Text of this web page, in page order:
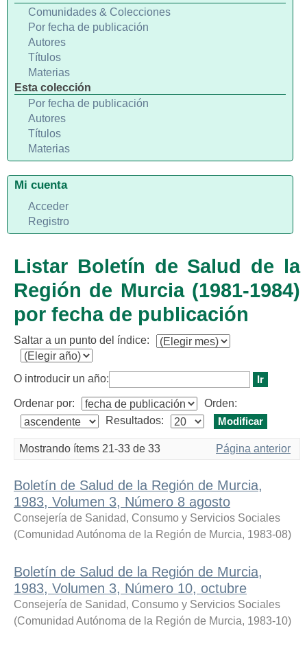
Listar Boletín de Salud de la
Región de Murcia (1981-1984)
por fecha de publicación
Saltar a un punto del índice:
O introducir un año:
Ordenar por:
Orden:
Resultados:
Mostrando ítems 21-33 de 33 Página anterior
Boletín de Salud de la Región de Murcia,
1983, Volumen 3, Número 8 agosto
Consejería de Sanidad, Consumo y Servicios Sociales
(Comunidad Autónoma de la Región de Murcia, 1983-08)
Boletín de Salud de la Región de Murcia,
1983, Volumen 3, Número 10, octubre
Consejería de Sanidad, Consumo y Servicios Sociales
(Comunidad Autónoma de la Región de Murcia, 1983-10)
Comunidades & Colecciones
Por fecha de publicación
Autores
Títulos
Materias
Esta colección
Por fecha de publicación
Autores
Títulos
Materias
Mi cuenta
Acceder
Registro